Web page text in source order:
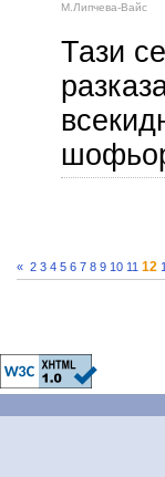
М.Липчева-Вайс
Тази
« 2 3 4 5 6 7 8 9 10 11 12